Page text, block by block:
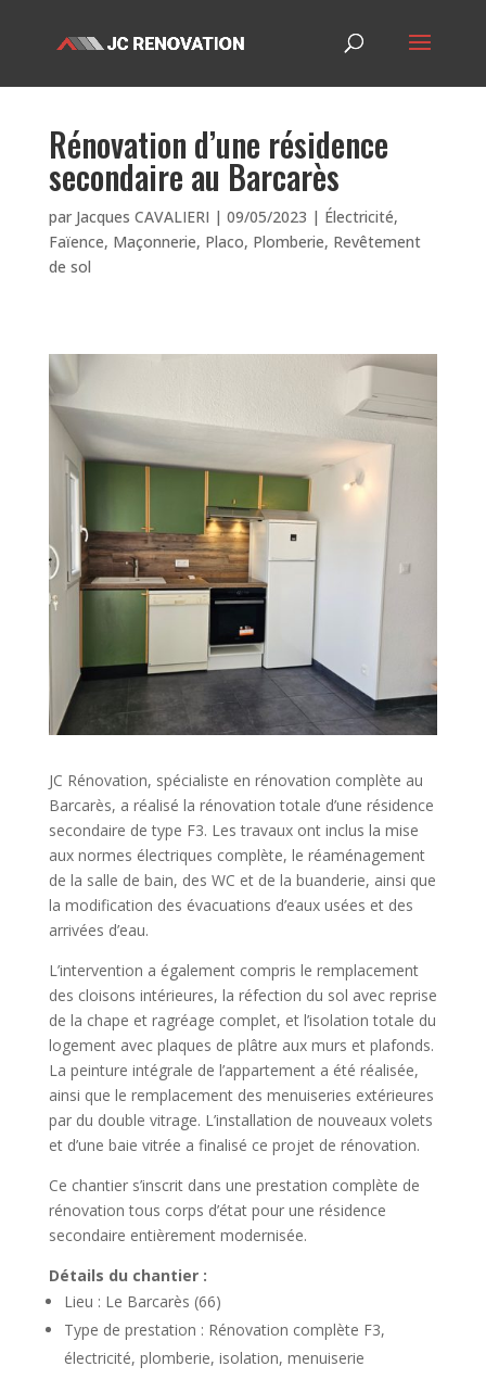
Rénovation d’une résidence
secondaire au Barcarès
par Jacques CAVALIERI | 09/05/2023 | Électricité,
Faïence, Maçonnerie, Placo, Plomberie, Revêtement
de sol
JC Rénovation, spécialiste en rénovation complète au
Barcarès, a réalisé la rénovation totale d’une résidence
secondaire de type F3. Les travaux ont inclus la mise
aux normes électriques complète, le réaménagement
de la salle de bain, des WC et de la buanderie, ainsi que
la modification des évacuations d’eaux usées et des
arrivées d’eau.
L’intervention a également compris le remplacement
des cloisons intérieures, la réfection du sol avec reprise
de la chape et ragréage complet, et l’isolation totale du
logement avec plaques de plâtre aux murs et plafonds.
La peinture intégrale de l’appartement a été réalisée,
ainsi que le remplacement des menuiseries extérieures
par du double vitrage. L’installation de nouveaux volets
et d’une baie vitrée a finalisé ce projet de rénovation.
Ce chantier s’inscrit dans une prestation complète de
rénovation tous corps d’état pour une résidence
secondaire entièrement modernisée.
Détails du chantier :
Lieu : Le Barcarès (66)
Type de prestation : Rénovation complète F3,
électricité, plomberie, isolation, menuiserie